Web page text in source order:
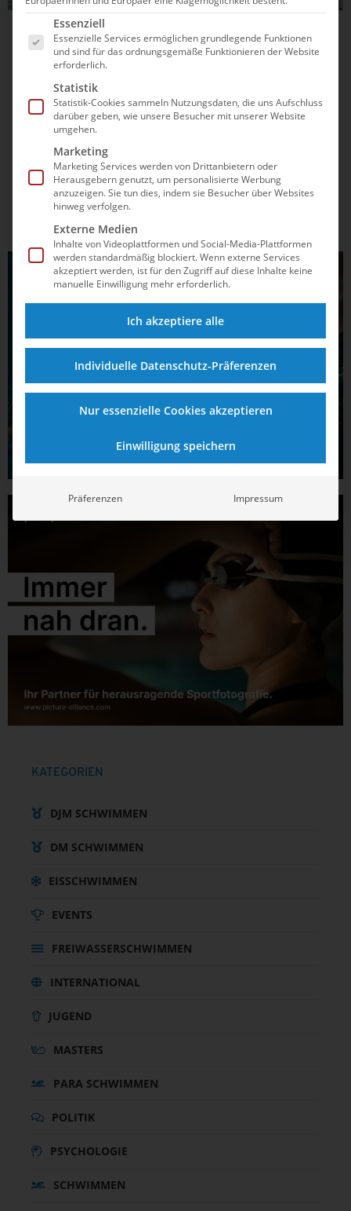
Die Olympischen Spiele in Tokio sind
Die Olympischen Spiele in Tokio sind eröffnet. Japans Kaiser
Naruhito sprach am Freitag die entscheidenden Worte, mit
denen die Spiele der XXXII. Olympiade (23. Juli - 08. August)
nun mit einem Jahr Verspätung beginnen können. Kurz
darauf wurde das olympische...
KATEGORIEN
DJM SCHWIMMEN
DM SCHWIMMEN
EISSCHWIMMEN
EVENTS
FREIWASSERSCHWIMMEN
INTERNATIONAL
JUGEND
MASTERS
PARA SCHWIMMEN
POLITIK
PSYCHOLOGIE
SCHWIMMEN
Es folgt eine Liste der Service-Gruppen, für die
Essenziell
Essenzielle Services ermöglichen grundlegende Funktionen
und sind für das ordnungsgemäße Funktionieren der Website
erforderlich.
Statistik
Statistik-Cookies sammeln Nutzungsdaten, die uns Aufschluss
darüber geben, wie unsere Besucher mit unserer Website
umgehen.
Marketing
Marketing Services werden von Drittanbietern oder
Herausgebern genutzt, um personalisierte Werbung
anzuzeigen. Sie tun dies, indem sie Besucher über Websites
hinweg verfolgen.
Externe Medien
Inhalte von Videoplattformen und Social-Media-Plattformen
werden standardmäßig blockiert. Wenn externe Services
akzeptiert werden, ist für den Zugriff auf diese Inhalte keine
manuelle Einwilligung mehr erforderlich.
Ich akzeptiere alle
Individuelle Datenschutz-Präferenzen
Nur essenzielle Cookies akzeptieren
Einwilligung speichern
Präferenzen Impressum